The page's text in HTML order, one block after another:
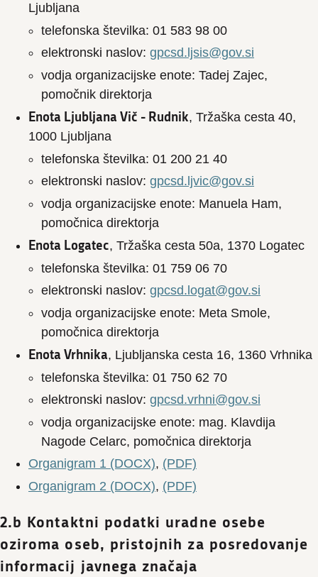
Ljubljana
telefonska številka: 01 583 98 00
elektronski naslov: gpcsd.ljsis@gov.si
vodja organizacijske enote: Tadej Zajec,
pomočnik direktorja
Enota Ljubljana Vič - Rudnik, Tržaška cesta 40,
1000 Ljubljana
telefonska številka: 01 200 21 40
elektronski naslov: gpcsd.ljvic@gov.si
vodja organizacijske enote: Manuela Ham,
pomočnica direktorja
Enota Logatec, Tržaška cesta 50a, 1370 Logatec
telefonska številka: 01 759 06 70
elektronski naslov: gpcsd.logat@gov.si
vodja organizacijske enote: Meta Smole,
pomočnica direktorja
Enota Vrhnika, Ljubljanska cesta 16, 1360 Vrhnika
telefonska številka: 01 750 62 70
elektronski naslov: gpcsd.vrhni@gov.si
vodja organizacijske enote: mag. Klavdija
Nagode Celarc, pomočnica direktorja
Organigram 1 (DOCX), (PDF)
Organigram 2 (DOCX), (PDF)
2.b Kontaktni podatki uradne osebe
oziroma oseb, pristojnih za posredovanje
informacij javnega značaja